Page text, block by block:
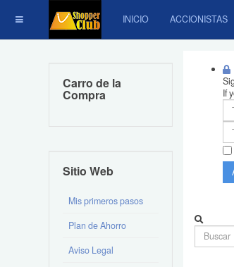
INICIO ACCIONISTAS
If
Carro de la
Compra
Sitio Web
Mis primeros pasos
Plan de Ahorro
Aviso Legal